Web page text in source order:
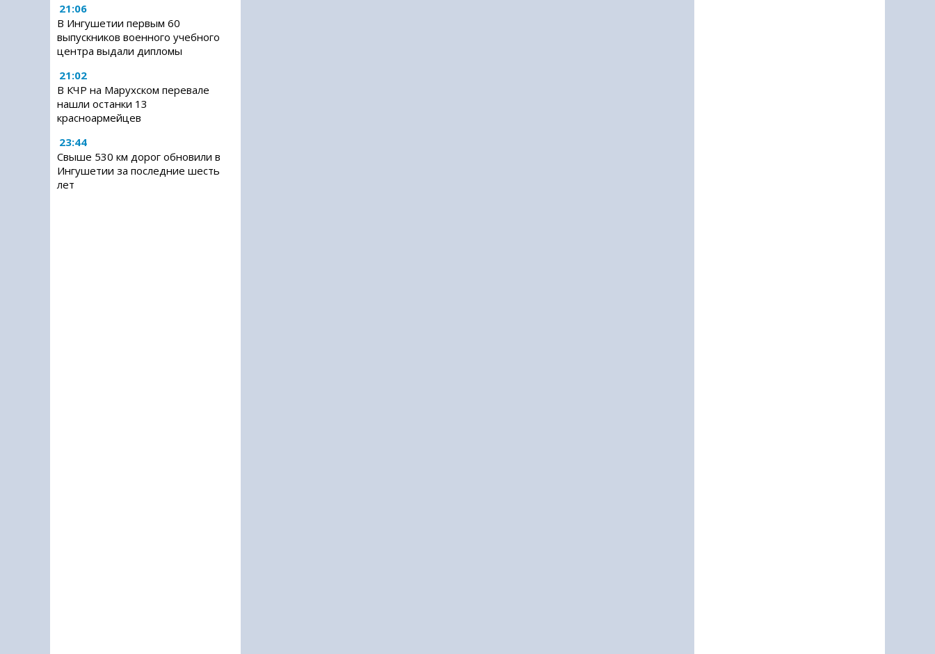
21:06
В Ингушетии первым 60
выпускников военного учебного
центра выдали дипломы
21:02
В КЧР на Марухском перевале
нашли останки 13
красноармейцев
23:44
Свыше 530 км дорог обновили в
Ингушетии за последние шесть
лет